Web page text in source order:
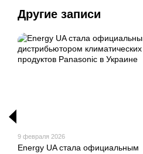
Другие записи
9 февраля 2026
Energy UA стала официальным